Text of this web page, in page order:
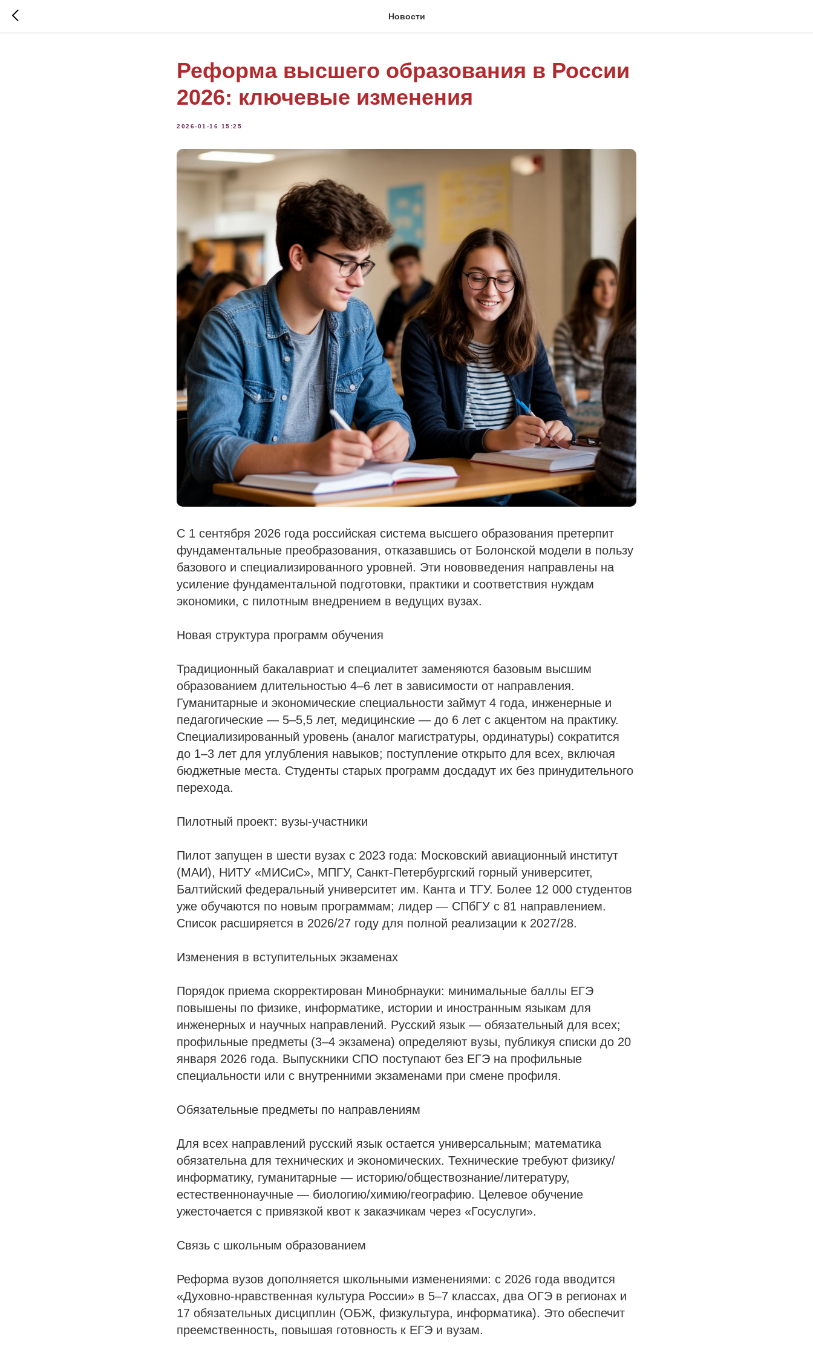
Новости
Реформа высшего образования в России
2026: ключевые изменения
2026-01-16 15:25
С 1 сентября 2026 года российская система высшего образования претерпит
фундаментальные преобразования, отказавшись от Болонской модели в пользу
базового и специализированного уровней. Эти нововведения направлены на
усиление фундаментальной подготовки, практики и соответствия нуждам
экономики, с пилотным внедрением в ведущих вузах.​
Новая структура программ обучения
Традиционный бакалавриат и специалитет заменяются базовым высшим
образованием длительностью 4–6 лет в зависимости от направления.
Гуманитарные и экономические специальности займут 4 года, инженерные и
педагогические — 5–5,5 лет, медицинские — до 6 лет с акцентом на практику.
Специализированный уровень (аналог магистратуры, ординатуры) сократится
до 1–3 лет для углубления навыков; поступление открыто для всех, включая
бюджетные места. Студенты старых программ досдадут их без принудительного
перехода.​
Пилотный проект: вузы-участники
Пилот запущен в шести вузах с 2023 года: Московский авиационный институт
(МАИ), НИТУ «МИСиС», МПГУ, Санкт-Петербургский горный университет,
Балтийский федеральный университет им. Канта и ТГУ. Более 12 000 студентов
уже обучаются по новым программам; лидер — СПбГУ с 81 направлением.
Список расширяется в 2026/27 году для полной реализации к 2027/28.​
Изменения в вступительных экзаменах
Порядок приема скорректирован Минобрнауки: минимальные баллы ЕГЭ
повышены по физике, информатике, истории и иностранным языкам для
инженерных и научных направлений. Русский язык — обязательный для всех;
профильные предметы (3–4 экзамена) определяют вузы, публикуя списки до 20
января 2026 года. Выпускники СПО поступают без ЕГЭ на профильные
специальности или с внутренними экзаменами при смене профиля.​
Обязательные предметы по направлениям
Для всех направлений русский язык остается универсальным; математика
обязательна для технических и экономических. Технические требуют физику/
информатику, гуманитарные — историю/обществознание/литературу,
естественнонаучные — биологию/химию/географию. Целевое обучение
ужесточается с привязкой квот к заказчикам через «Госуслуги».​
Связь с школьным образованием
Реформа вузов дополняется школьными изменениями: с 2026 года вводится
«Духовно-нравственная культура России» в 5–7 классах, два ОГЭ в регионах и
17 обязательных дисциплин (ОБЖ, физкультура, информатика). Это обеспечит
преемственность, повышая готовность к ЕГЭ и вузам.​